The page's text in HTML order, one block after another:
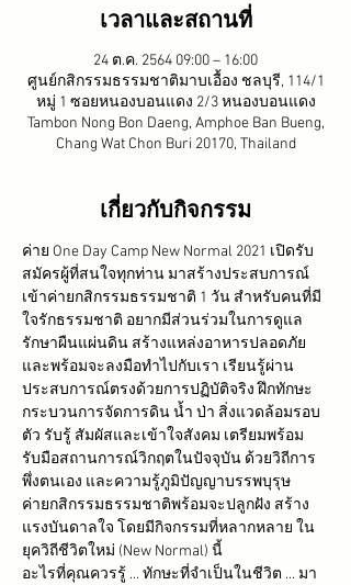
เวลาและสถานที่
24 ต.ค. 2564 09:00 – 16:00
ศูนย์กสิกรรมธรรมชาติมาบเอื้อง ชลบุรี, 114/1
หมู่ 1 ซอยหนองบอนแดง 2/3 หนองบอนแดง
Tambon Nong Bon Daeng, Amphoe Ban Bueng,
Chang Wat Chon Buri 20170, Thailand
เกี่ยวกับกิจกรรม
ค่าย One Day Camp New Normal 2021 เปิดรับ
สมัครผู้ที่สนใจทุกท่าน มาสร้างประสบการณ์
เข้าค่ายกสิกรรมธรรมชาติ 1 วัน สำหรับคนที่มี
ใจรักธรรมชาติ อยากมีส่วนร่วมในการดูแล
รักษาผืนแผ่นดิน สร้างแหล่งอาหารปลอดภัย
และพร้อมจะลงมือทำไปกับเรา เรียนรู้ผ่าน
ประสบการณ์ตรงด้วยการปฏิบัติจริง ฝึกทักษะ
กระบวนการจัดการดิน น้ำ ป่า สิ่งแวดล้อมรอบ
ตัว รับรู้ สัมผัสและเข้าใจสังคม เตรียมพร้อม
รับมือสถานการณ์วิกฤตในปัจจุบัน ด้วยวิถีการ
พึ่งตนเอง และความรู้ภูมิปัญญาบรรพบุรุษ
ค่ายกสิกรรมธรรมชาติพร้อมจะปลูกฝัง สร้าง
แรงบันดาลใจ โดยมีกิจกรรมที่หลากหลาย ใน
ยุควิถีชีวิตใหม่ (New Normal) นี้
อะไรที่คุณควรรู้ ... ทักษะที่จำเป็นในชีวิต ... มา